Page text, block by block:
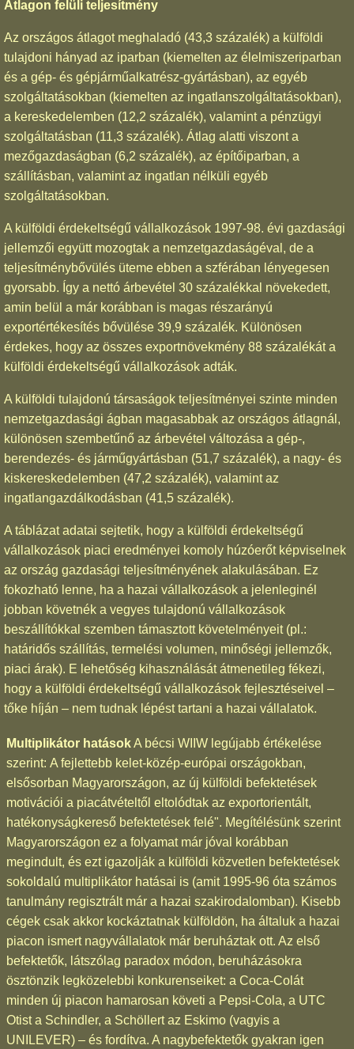
Átlagon felüli teljesítmény
Az országos átlagot meghaladó (43,3 százalék) a külföldi
tulajdoni hányad az iparban (kiemelten az élelmiszeriparban
és a gép- és gépjárműalkatrész-gyártásban), az egyéb
szolgáltatásokban (kiemelten az ingatlanszolgáltatásokban),
a kereskedelemben (12,2 százalék), valamint a pénzügyi
szolgáltatásban (11,3 százalék). Átlag alatti viszont a
mezőgazdaságban (6,2 százalék), az építőiparban, a
szállításban, valamint az ingatlan nélküli egyéb
szolgáltatásokban.
A külföldi érdekeltségű vállalkozások 1997-98. évi gazdasági
jellemzői együtt mozogtak a nemzetgazdaságéval, de a
teljesítménybővülés üteme ebben a szférában lényegesen
gyorsabb. Így a nettó árbevétel 30 százalékkal növekedett,
amin belül a már korábban is magas részarányú
exportértékesítés bővülése 39,9 százalék. Különösen
érdekes, hogy az összes exportnövekmény 88 százalékát a
külföldi érdekeltségű vállalkozások adták.
A külföldi tulajdonú társaságok teljesítményei szinte minden
nemzetgazdasági ágban magasabbak az országos átlagnál,
különösen szembetűnő az árbevétel változása a gép-,
berendezés- és járműgyártásban (51,7 százalék), a nagy- és
kiskereskedelemben (47,2 százalék), valamint az
ingatlangazdálkodásban (41,5 százalék).
A táblázat adatai sejtetik, hogy a külföldi érdekeltségű
vállalkozások piaci eredményei komoly húzóerőt képviselnek
az ország gazdasági teljesítményének alakulásában. Ez
fokozható lenne, ha a hazai vállalkozások a jelenleginél
jobban követnék a vegyes tulajdonú vállalkozások
beszállítókkal szemben támasztott követelményeit (pl.:
határidős szállítás, termelési volumen, minőségi jellemzők,
piaci árak). E lehetőség kihasználását átmenetileg fékezi,
hogy a külföldi érdekeltségű vállalkozások fejlesztéseivel –
tőke híján – nem tudnak lépést tartani a hazai vállalatok.
Multiplikátor hatásokA bécsi WIIW legújabb értékelése
szerint: A fejlettebb kelet-közép-európai országokban,
elsősorban Magyarországon, az új külföldi befektetések
motivációi a piacátvételtől eltolódtak az exportorientált,
hatékonyságkereső befektetések felé". Megítélésünk szerint
Magyarországon ez a folyamat már jóval korábban
megindult, és ezt igazolják a külföldi közvetlen befektetések
sokoldalú multiplikátor hatásai is (amit 1995-96 óta számos
tanulmány regisztrált már a hazai szakirodalomban). Kisebb
cégek csak akkor kockáztatnak külföldön, ha általuk a hazai
piacon ismert nagyvállalatok már beruháztak ott. Az első
befektetők, látszólag paradox módon, beruházásokra
ösztönzik legközelebbi konkurenseiket: a Coca-Colát
minden új piacon hamarosan követi a Pepsi-Cola, a UTC
Otist a Schindler, a Schöllert az Eskimo (vagyis a
UNILEVER) – és fordítva. A nagybefektetők gyakran igen